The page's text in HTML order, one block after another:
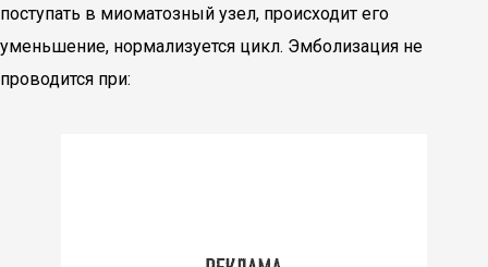
поступать в миоматозный узел, происходит его
уменьшение, нормализуется цикл. Эмболизация не
проводится при: